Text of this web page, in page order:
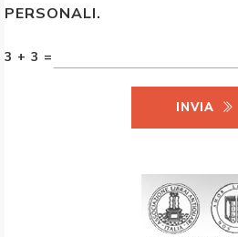
PERSONALI.
3 + 3 =
INVIA